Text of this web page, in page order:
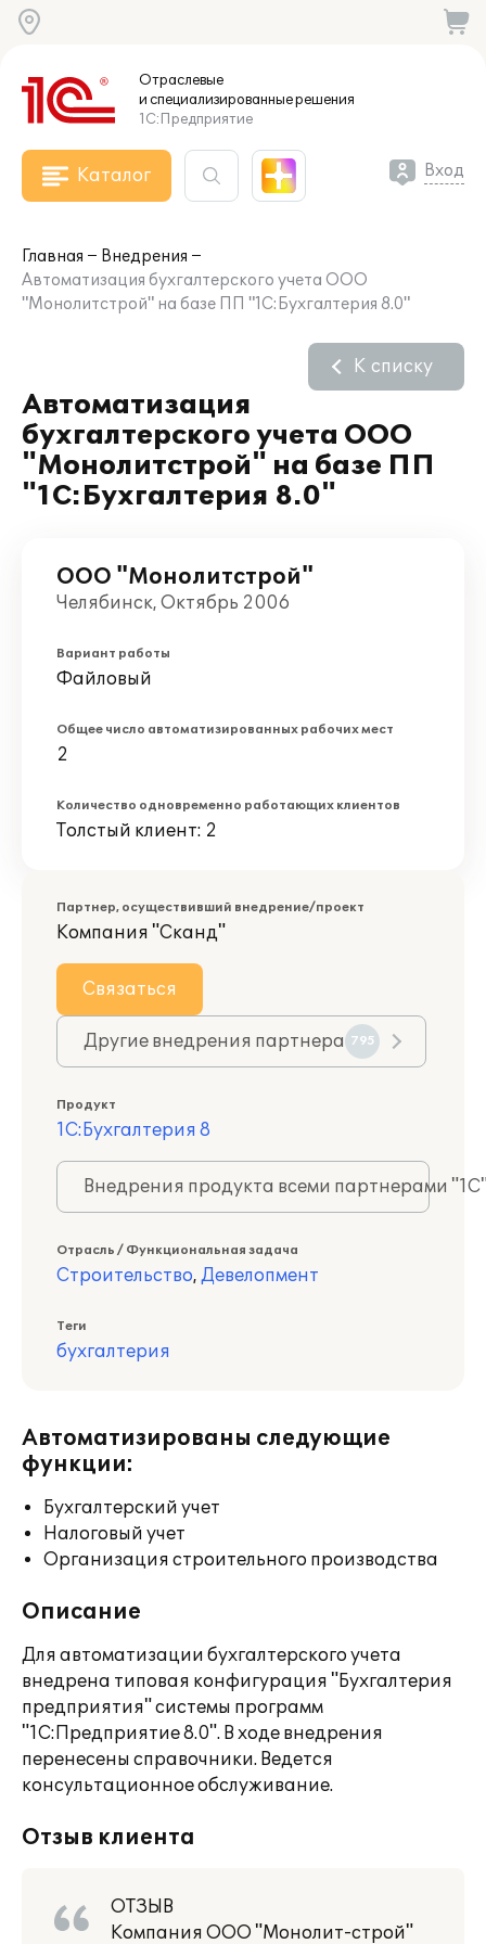
Отраслевые
и специализированныерешения
1С:Предприятие
Каталог Вход
Главная
Внедрения
Автоматизация бухгалтерского учета ООО
"Монолитстрой" на базе ПП "1С:Бухгалтерия 8.0"
Автоматизация
бухгалтерского учета ООО
"Монолитстрой" на базе ПП
"1С:Бухгалтерия 8.0"
К списку
ООО "Монолитстрой"
Челябинск, Октябрь 2006
Вариант работы
Файловый
Общее число автоматизированных рабочих мест
2
Количество одновременно работающих клиентов
Толстый клиент: 2
Партнер, осуществивший внедрение/проект
Компания "Сканд"
Связаться
Другие внедрения партнера 795
Продукт
1С:Бухгалтерия 8
Внедрения продукта всеми партнерами
Отрасль / Функциональная задача
Строительство, Девелопмент
Теги
бухгалтерия
Автоматизированы следующие
функции:
Бухгалтерский учет
Налоговый учет
Организация строительного производства
Описание
Для автоматизации бухгалтерского учета
внедрена типовая конфигурация "Бухгалтерия
предприятия" системы программ
"1С:Предприятие 8.0". В ходе внедрения
перенесены справочники. Ведется
консультационное обслуживание.
Отзыв клиента
ОТЗЫВ
Компания ООО "Монолит-строй"